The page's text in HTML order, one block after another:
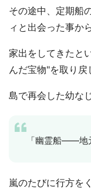
その途中、定期船
ィと出会った事か
家出をしてきたと
んだ宝物"を取り戻
島で再会した幼な
「幽霊船――地
嵐のたびに行方を